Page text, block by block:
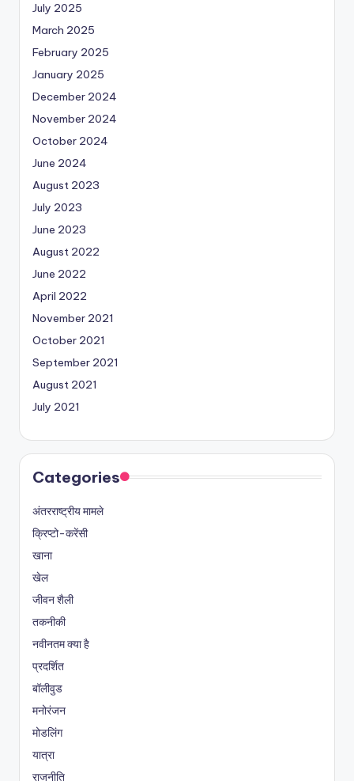
July 2025
March 2025
February 2025
January 2025
December 2024
November 2024
October 2024
June 2024
August 2023
July 2023
June 2023
August 2022
June 2022
April 2022
November 2021
October 2021
September 2021
August 2021
July 2021
Categories
अंतरराष्ट्रीय मामले
क्रिप्टो-करेंसी
खाना
खेल
जीवन शैली
तकनीकी
नवीनतम क्या है
प्रदर्शित
बॉलीवुड
मनोरंजन
मोडलिंग
यात्रा
राजनीति